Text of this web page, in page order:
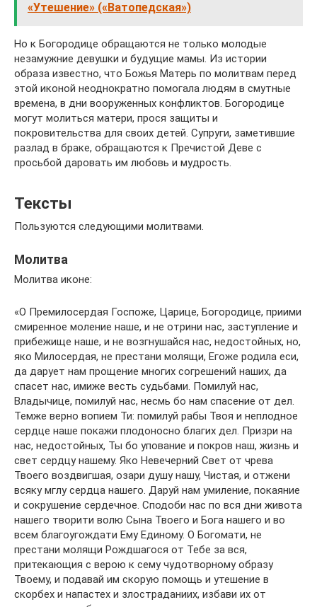
«Утешение» («Ватопедская»)
Но к Богородице обращаются не только молодые
незамужние девушки и будущие мамы. Из истории
образа известно, что Божья Матерь по молитвам перед
этой иконой неоднократно помогала людям в смутные
времена, в дни вооруженных конфликтов. Богородице
могут молиться матери, прося защиты и
покровительства для своих детей. Супруги, заметившие
разлад в браке, обращаются к Пречистой Деве с
просьбой даровать им любовь и мудрость.
Тексты
Пользуются следующими молитвами.
Молитва
Молитва иконе:
«О Премилосердая Госпоже, Царице, Богородице, приими
смиренное моление наше, и не отрини нас, заступление и
прибежище наше, и не возгнушайся нас, недостойных, но,
яко Милосердая, не престани молящи, Егоже родила еси,
да дарует нам прощение многих согрешений наших, да
спасет нас, имиже весть судьбами. Помилуй нас,
Владычице, помилуй нас, несмь бо нам спасение от дел.
Темже верно вопием Ти: помилуй рабы Твоя и неплодное
сердце наше покажи плодоносно благих дел. Призри на
нас, недостойных, Ты бо упование и покров наш, жизнь и
свет сердцу нашему. Яко Невечерний Свет от чрева
Твоего воздвигшая, озари душу нашу, Чистая, и отжени
всяку мглу сердца нашего. Даруй нам умиление, покаяние
и сокрушение сердечное. Сподоби нас по вся дни живота
нашего творити волю Сына Твоего и Бога нашего и во
всем благоугождати Ему Единому. О Богомати, не
престани молящи Рождшагося от Тебе за вся,
притекающия с верою к сему чудотворному образу
Твоему, и подавай им скорую помощь и утешение в
скорбех и напастех и злостраданиих, избави их от